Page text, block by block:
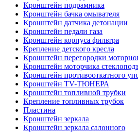
Кронштейн подрамника
Кронштейн бачка омывателя
Кронштейн датчика детонации
Кронштейн педали газа
Кронштейн корпуса фильтра
Крепление детского кресла
Кронштейн перегородки
Кронштейн моторчика
Кронштейн противооткатного
Кронштейн TV-ТЮНЕРА
Кронштейн топливной трубки
Крепление топливных трубок
Пластина
Кронштейн зеркала
Кронштейн зеркала салонного